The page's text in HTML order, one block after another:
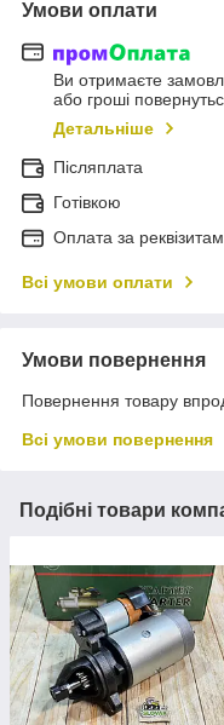
Умови оплати
Ви отримаєте
або гроші
Детальніше
Післяплата
Готівкою
Оплата за
Всі умови оплати
Умови повернення
Повернення товару
Всі умови повернення
Подібні товари